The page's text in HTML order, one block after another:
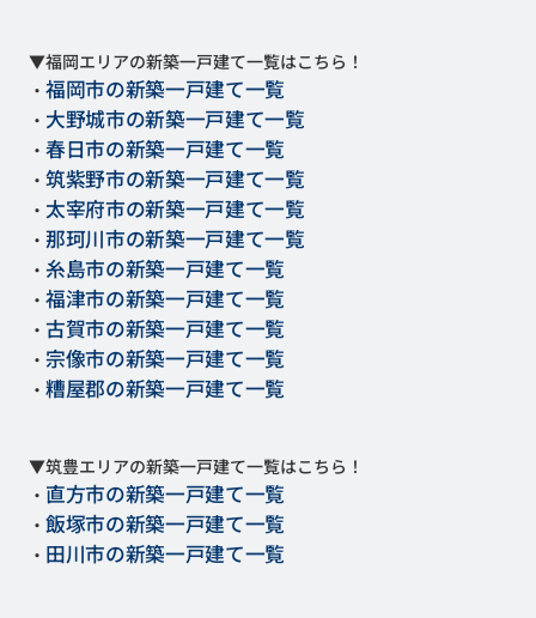
▼福岡エリアの新築一戸建て一覧はこちら！
・ 福岡市の新築一戸建て一覧
・ 大野城市の新築一戸建て一覧
・ 春日市の新築一戸建て一覧
・ 筑紫野市の新築一戸建て一覧
・ 太宰府市の新築一戸建て一覧
・ 那珂川市の新築一戸建て一覧
・ 糸島市の新築一戸建て一覧
・ 福津市の新築一戸建て一覧
・ 古賀市の新築一戸建て一覧
・ 宗像市の新築一戸建て一覧
・ 糟屋郡の新築一戸建て一覧
▼筑豊エリアの新築一戸建て一覧はこちら！
・ 直方市の新築一戸建て一覧
・ 飯塚市の新築一戸建て一覧
・ 田川市の新築一戸建て一覧